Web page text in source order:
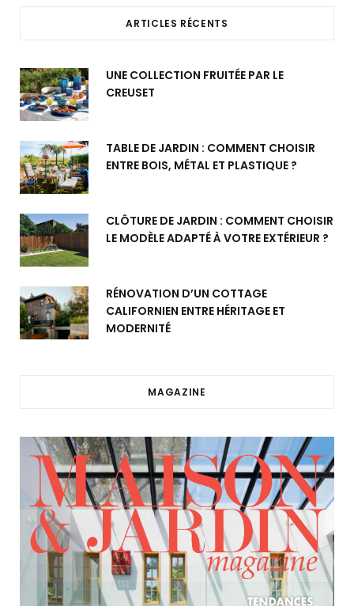
ARTICLES RÉCENTS
UNE COLLECTION FRUITÉE PAR LE
CREUSET
TABLE DE JARDIN : COMMENT CHOISIR
ENTRE BOIS, MÉTAL ET PLASTIQUE ?
CLÔTURE DE JARDIN : COMMENT CHOISIR
LE MODÈLE ADAPTÉ À VOTRE EXTÉRIEUR ?
RÉNOVATION D’UN COTTAGE
CALIFORNIEN ENTRE HÉRITAGE ET
MODERNITÉ
MAGAZINE